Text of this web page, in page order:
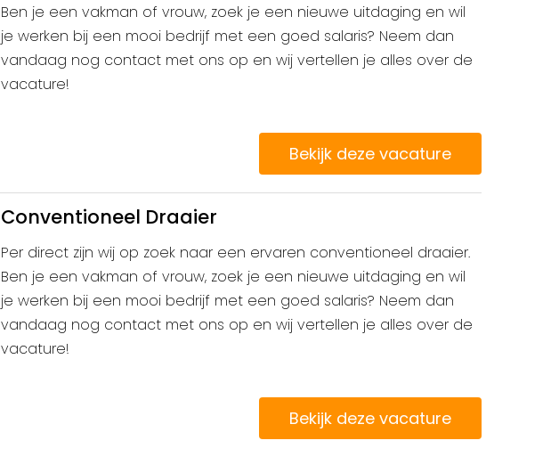
Ben je een vakman of vrouw, zoek je een nieuwe uitdaging en wil
je werken bij een mooi bedrijf met een goed salaris? Neem dan
vandaag nog contact met ons op en wij vertellen je alles over de
vacature!
Bekijk deze vacature
Conventioneel Draaier
Per direct zijn wij op zoek naar een ervaren conventioneel draaier.
Ben je een vakman of vrouw, zoek je een nieuwe uitdaging en wil
je werken bij een mooi bedrijf met een goed salaris? Neem dan
vandaag nog contact met ons op en wij vertellen je alles over de
vacature!
Bekijk deze vacature